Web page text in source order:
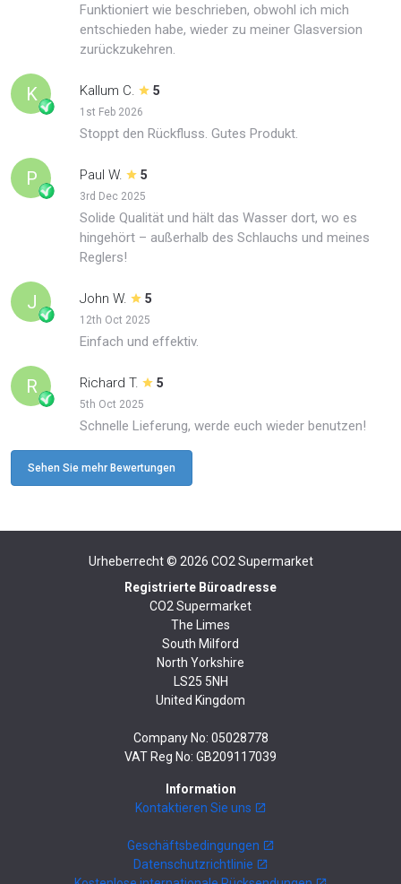
Funktioniert wie beschrieben, obwohl ich mich
entschieden habe, wieder zu meiner Glasversion
zurückzukehren.
K Kallum C. 5
1st Feb 2026
Stoppt den Rückfluss. Gutes Produkt.
P Paul W. 5
3rd Dec 2025
Solide Qualität und hält das Wasser dort, wo es
hingehört – außerhalb des Schlauchs und meines
Reglers!
J John W. 5
12th Oct 2025
Einfach und effektiv.
R Richard T. 5
5th Oct 2025
Schnelle Lieferung, werde euch wieder benutzen!
Sehen Sie mehr Bewertungen
Urheberrecht © 2026 CO2 Supermarket
Registrierte Büroadresse
CO2 Supermarket
The Limes
South Milford
North Yorkshire
LS25 5NH
United Kingdom
Company No: 05028778
VAT Reg No: GB209117039
Information
Kontaktieren Sie uns
Geschäftsbedingungen
Datenschutzrichtlinie